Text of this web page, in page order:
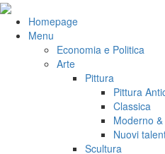
Salta
contenuto
VeniVidiViciHomepage
Menu
Economia e Politica
Arte
Pittura
Pittura
Classica
Moderno
Nuovi
Scultura